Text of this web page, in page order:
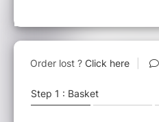
nocturnes’.